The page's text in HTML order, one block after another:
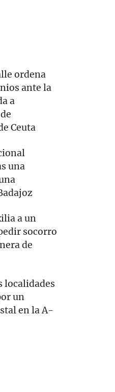
ordena
ante la
a
Ceuta
una
a un
socorro
de
localidades
un
en la A-